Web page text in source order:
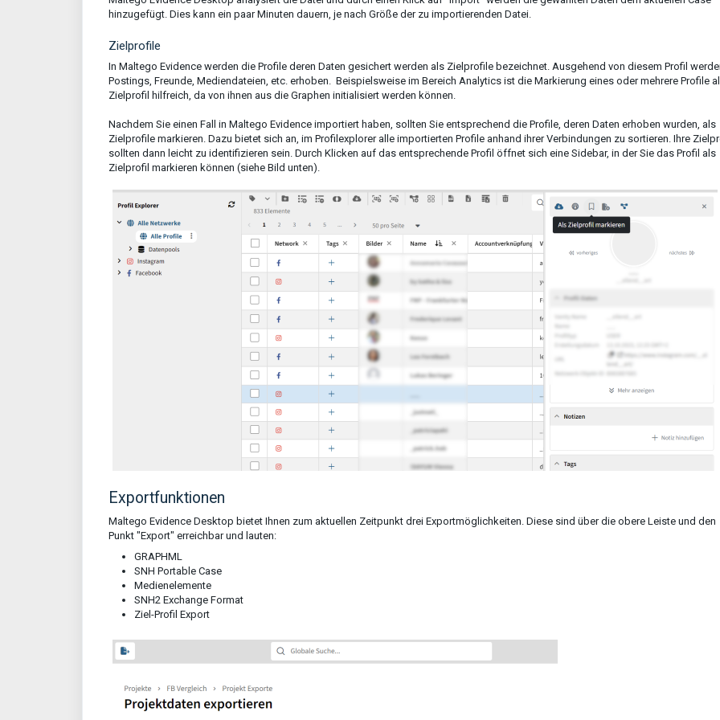
hinzugefügt. Dies kann ein paar Minuten dauern, je nach Größe der zu importierenden Datei.
Zielprofile
In Maltego Evidence werden die Profile deren Daten gesichert werden als Zielprofile bezeichnet. Ausgehend von diesem Profil
Postings, Freunde, Mediendateien, etc. erhoben. Beispielsweise im Bereich Analytics ist die Markierung eines oder mehrere Profile
Zielprofil hilfreich, da von ihnen aus die Graphen initialisiert werden können.
Nachdem Sie einen Fall in Maltego Evidence importiert haben, sollten Sie entsprechend die Profile, deren Daten erhoben wurden, als
Zielprofile markieren. Dazu bietet sich an, im Profilexplorer alle importierten Profile anhand ihrer Verbindungen zu sortieren. Ihre
sollten dann leicht zu identifizieren sein. Durch Klicken auf das entsprechende Profil öffnet sich eine Sidebar, in der Sie das Profil als
Zielprofil markieren können (siehe Bild unten).
Exportfunktionen
Maltego Evidence Desktop bietet Ihnen zum aktuellen Zeitpunkt drei Exportmöglichkeiten. Diese sind über die obere Leiste und den
Punkt "Export" erreichbar und lauten:
GRAPHML
SNH Portable Case
Medienelemente
SNH2 Exchange Format
Ziel-Profil Export